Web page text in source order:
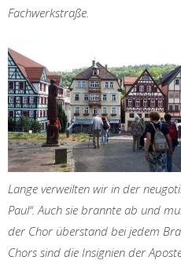
Fachwerkstraße.
Lange verweilten wir in der
Paul“. Auch sie brannte ab und
der Chor überstand bei jedem
Chors sind die Insignien der